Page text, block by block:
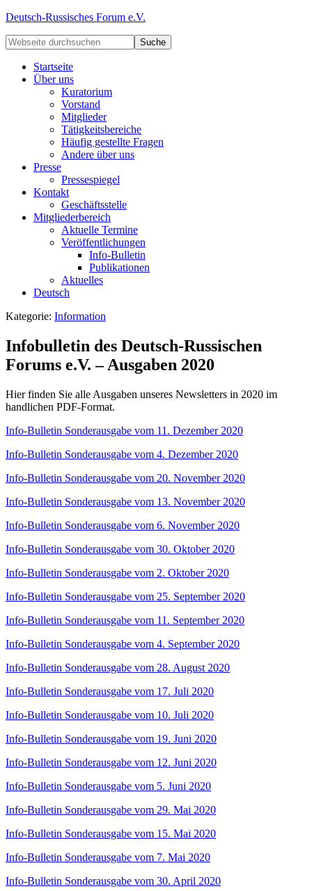
Deutsch-Russisches Forum e.V.
Startseite
Über uns
Kuratorium
Vorstand
Mitglieder
Tätigkeitsbereiche
Häufig gestellte Fragen
Andere über uns
Presse
Pressespiegel
Kontakt
Geschäftsstelle
Mitgliederbereich
Aktuelle Termine
Veröffentlichungen
Info-Bulletin
Publikationen
Aktuelles
Deutsch
Kategorie: Information
Infobulletin des Deutsch-Russischen
Forums e.V. – Ausgaben 2020
Hier finden Sie alle Ausgaben unseres Newsletters in 2020 im
handlichen PDF-Format.
Info-Bulletin Sonderausgabe vom 11. Dezember 2020
Info-Bulletin Sonderausgabe vom 4. Dezember 2020
Info-Bulletin Sonderausgabe vom 20. November 2020
Info-Bulletin Sonderausgabe vom 13. November 2020
Info-Bulletin Sonderausgabe vom 6. November 2020
Info-Bulletin Sonderausgabe vom 30. Oktober 2020
Info-Bulletin Sonderausgabe vom 2. Oktober 2020
Info-Bulletin Sonderausgabe vom 25. September 2020
Info-Bulletin Sonderausgabe vom 11. September 2020
Info-Bulletin Sonderausgabe vom 4. September 2020
Info-Bulletin Sonderausgabe vom 28. August 2020
Info-Bulletin Sonderausgabe vom 17. Juli 2020
Info-Bulletin Sonderausgabe vom 10. Juli 2020
Info-Bulletin Sonderausgabe vom 19. Juni 2020
Info-Bulletin Sonderausgabe vom 12. Juni 2020
Info-Bulletin Sonderausgabe vom 5. Juni 2020
Info-Bulletin Sonderausgabe vom 29. Mai 2020
Info-Bulletin Sonderausgabe vom 15. Mai 2020
Info-Bulletin Sonderausgabe vom 7. Mai 2020
Info-Bulletin Sonderausgabe vom 30. April 2020